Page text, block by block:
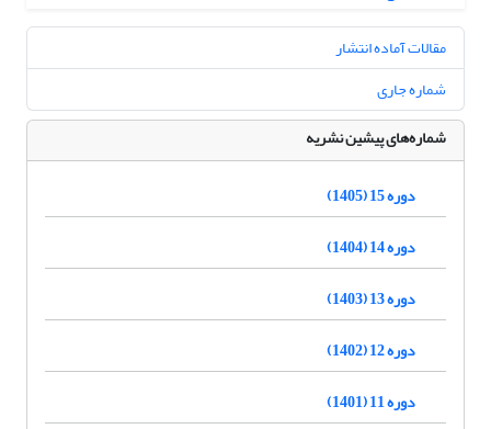
مقالات آماده انتشار
شماره جاری
شماره‌های پیشین نشریه
دوره 15 (1405)
دوره 14 (1404)
دوره 13 (1403)
دوره 12 (1402)
دوره 11 (1401)